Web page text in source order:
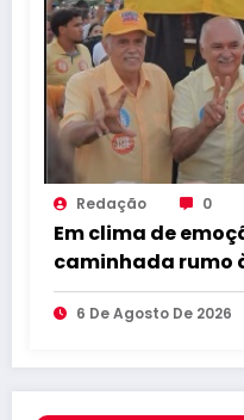
Redação 0
Em clima de
caminhada rumo
Legislativa como
deputado estadual
6 De Agosto De 2026